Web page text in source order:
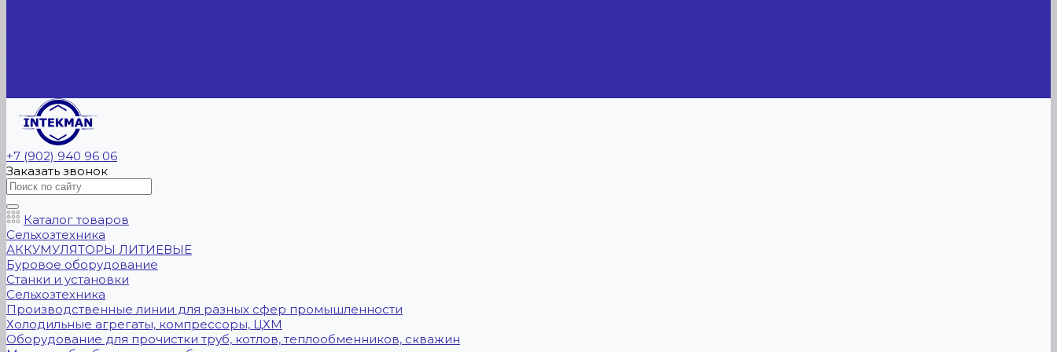
+7 (902) 940 96 06
Заказать звонок
Каталог товаров
Сельхозтехника
АККУМУЛЯТОРЫ ЛИТИЕВЫЕ
Буровое оборудование
Станки и установки
Сельхозтехника
Производственные линии для разных сфер промышленности
Холодильные агрегаты, компрессоры, ЦХМ
Оборудование для прочистки труб, котлов, теплообменников, скважин